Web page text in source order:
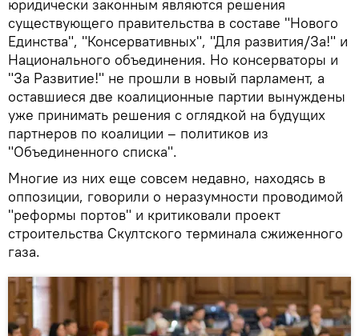
юридически законным являются решения
существующего правительства в составе "Нового
Единства", "Консервативных", "Для развития/За!" и
Национального объединения. Но консерваторы и
"За Развитие!" не прошли в новый парламент, а
оставшиеся две коалиционные партии вынуждены
уже принимать решения с оглядкой на будущих
партнеров по коалиции – политиков из
"Объединенного списка".
Многие из них еще совсем недавно, находясь в
оппозиции, говорили о неразумности проводимой
"реформы портов" и критиковали проект
строительства Скултского терминала сжиженного
газа.